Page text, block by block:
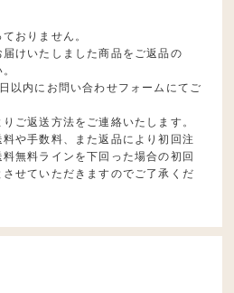
おりません。
けいたしました商品をご返品の
以内にお問い合わせフォームにてご
ご返送方法をご連絡いたします。
や手数料、また返品により初回注
無料ラインを下回った場合の初回
せていただきますのでご了承くだ